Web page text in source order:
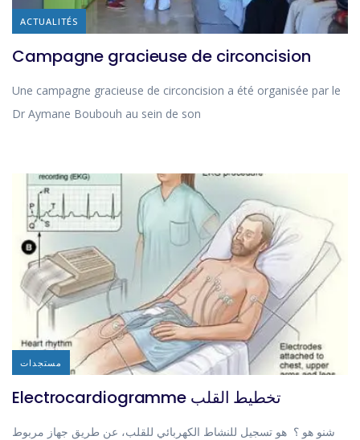
ACTUALITÉS
Campagne gracieuse de circoncision
Une campagne gracieuse de circoncision a été organisée par le
Dr Aymane Boubouh au sein de son
مستجدات
Electrocardiogramme تخطيط القلب
شنو هو ؟ هو تسجيل للنشاط الكهربائي للقلب، عن طريق جهاز مربوط